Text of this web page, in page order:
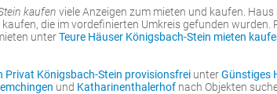
kaufen viele Anzeigen zum mieten und kaufen.
die im vordefinierten Umkreis gefunden wurden.
unterTeure Häuser Königsbach-Stein mieten
Privat Königsbach-Stein provisionsfrei unterGünstiges
und Katharinenthalerhof nach Objekten